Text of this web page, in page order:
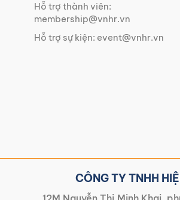
Hỗ trợ thành viên:
membership@vnhr.vn
Hỗ trợ sự kiện: event@vnhr.vn
CÔNG TY TNHH